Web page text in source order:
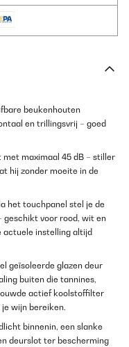
beukenhouten
en trillingsvrij – goed
maximaal 45 dB – stiller
hij zonder moeite in de
het touchpanel stel je de
geschikt voor rood, wit en
actuele instelling altijd
geïsoleerde glazen deur
buiten die tannines,
actief koolstoffilter
wijn bereiken.
binnenin, een slanke
deurslot ter bescherming